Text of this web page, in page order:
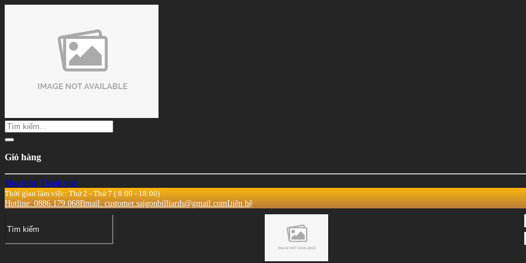
Giỏ hàng
Mua thêm Thanh toán
Thời gian làm việc: Thứ 2 - Thứ 7 ( 8:00 - 18:00)
Hotline: 0886.179.068Email: customer.saigonbilliards@gmail.comLiên hệ